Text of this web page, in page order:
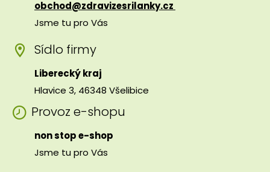
obchod@zdravizesrilanky.cz
Jsme tu pro Vás
Sídlo firmy
Liberecký kraj
Hlavice 3, 46348 Všelibice
Provoz e-shopu
non stop e-shop
Jsme tu pro Vás